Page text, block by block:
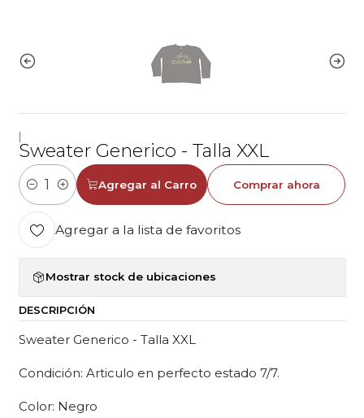
Sweater Generico - Talla XXL
Cantidad
Agregar al Carro Comprar ahora
Agregar a la lista de favoritos
Mostrar stock de ubicaciones
DESCRIPCIÓN
Sweater Generico - Talla XXL
Condición: Articulo en perfecto estado 7/7.
Color: Negro